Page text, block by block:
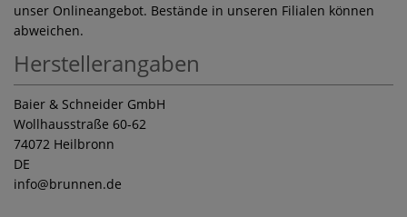
unser Onlineangebot. Bestände in unseren Filialen können
abweichen.
Herstellerangaben
Baier & Schneider GmbH
Wollhausstraße 60-62
74072 Heilbronn
DE
info@brunnen.de